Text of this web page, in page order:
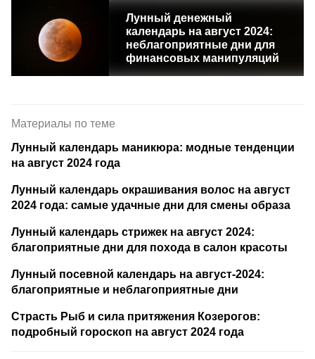
Лунный денежный
календарь на август 2024:
неблагоприятные дни для
финансовых манипуляций
Материалы по теме
Лунный календарь маникюра: модные тенденции
на август 2024 года
Лунный календарь окрашивания волос на август
2024 года: самые удачные дни для смены образа
Лунный календарь стрижек на август 2024:
благоприятные дни для похода в салон красоты
Лунный посевной календарь на август-2024:
благоприятные и неблагоприятные дни
Страсть Рыб и сила притяжения Козерогов:
подробный гороскоп на август 2024 года